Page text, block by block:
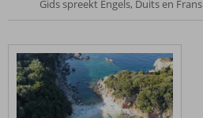
Gids spreekt Engels, Duits en Frans